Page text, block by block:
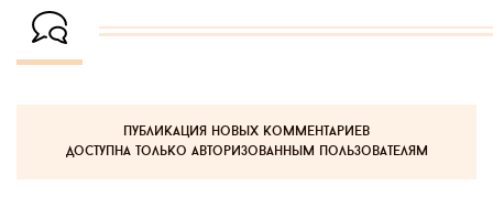
публикация новых комментариев
доступна только авторизованным пользователям